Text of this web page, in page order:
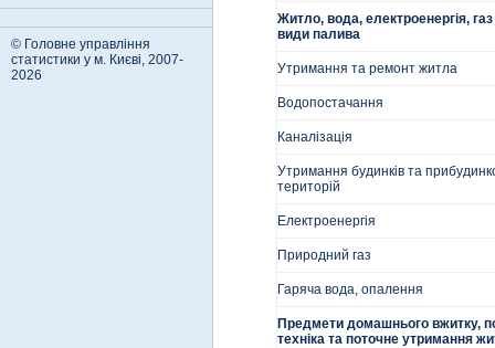
© Головне управління
статистики у м. Києві, 2007-
2026
Житло, вода, електроенергія, газ
види палива
Утримання та ремонт житла
Водопостачання
Каналізація
Утримання будинків та
територій
Електроенергія
Природний газ
Гаряча вода, опалення
Предмети домашнього вжитку,
техніка та поточне утримання